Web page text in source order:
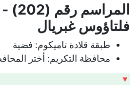
فلتاؤوس غبريال
طبقة قلادة تاميكوم: فضية
محافظة التكريم: أختر
🔻